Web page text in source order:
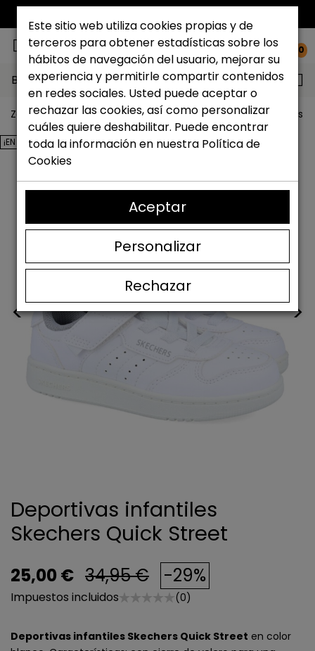
0
Buscar...
Zapateria Catchalot Outlet zapatos Outlet zapatos
¡EN OFERTA!
< >
Deportivas infantiles
Skechers Quick Street
25,00 € 34,95 € -29%
Impuestos incluidos (0)
Deportivas infantiles Skechers Quick Street en color
Este sitio web utiliza cookies propias y de
terceros para obtener estadísticas sobre los
hábitos de navegación del usuario, mejorar su
experiencia y permitirle compartir contenidos
en redes sociales. Usted puede aceptar o
rechazar las cookies, así como personalizar
cuáles quiere deshabilitar. Puede encontrar
toda la información en nuestra Política de
Cookies
Rechazar
Personalizar
Aceptar